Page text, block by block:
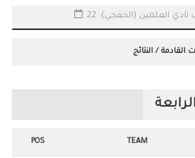
نادي العلمين (الخفجي)
القادمة / النتائج
POS TEAM